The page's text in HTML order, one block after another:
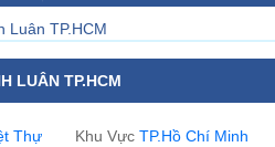
Luân TP.HCM
LUÂN TP.HCM
Thự Khu Vực TP.Hồ Chí Minh